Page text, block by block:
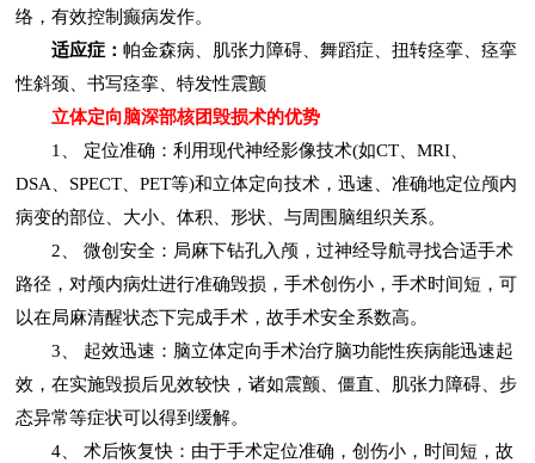
络，有效控制癫病发作。
适应症：帕金森病、肌张力障碍、舞蹈症、扭转痉挛、痉挛
性斜颈、书写痉挛、特发性震颤
立体定向脑深部核团毁损术的优势
1、 定位准确：利用现代神经影像技术(如CT、MRI、
DSA、SPECT、PET等)和立体定向技术，迅速、准确地定位颅内
病变的部位、大小、体积、形状、与周围脑组织关系。
2、 微创安全：局麻下钻孔入颅，过神经导航寻找合适手术
路径，对颅内病灶进行准确毁损，手术创伤小，手术时间短，可
以在局麻清醒状态下完成手术，故手术安全系数高。
3、 起效迅速：脑立体定向手术治疗脑功能性疾病能迅速起
效，在实施毁损后见效较快，诸如震颤、僵直、肌张力障碍、步
态异常等症状可以得到缓解。
4、 术后恢复快：由于手术定位准确，创伤小，时间短，故